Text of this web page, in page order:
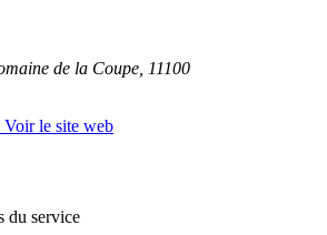
de la Coupe, 11100
Voir le site web
du service